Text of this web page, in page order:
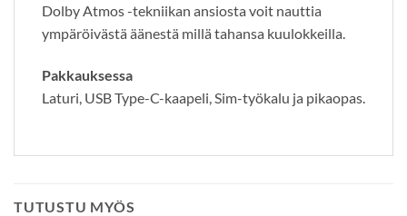
Dolby Atmos -tekniikan ansiosta voit nauttia
ympäröivästä äänestä millä tahansa kuulokkeilla.
Pakkauksessa
Laturi, USB Type-C-kaapeli, Sim-työkalu ja pikaopas.
TUTUSTU MYÖS